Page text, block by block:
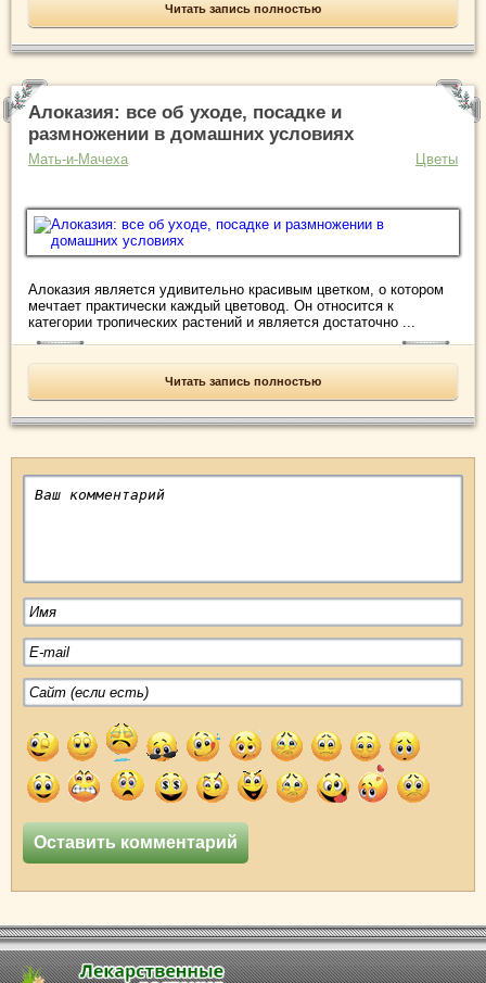
Читать запись полностью
Алоказия: все об уходе, посадке и
размножении в домашних условиях
Мать-и-Мачеха Цветы
Алоказия является удивительно красивым цветком, о котором
мечтает практически каждый цветовод. Он относится к
категории тропических растений и является достаточно ...
Читать запись полностью